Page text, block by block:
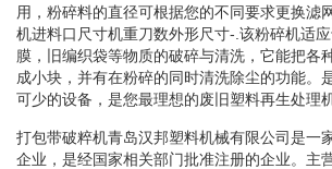
用，粉碎料的直径可根据您的不同要求更换滤
机进料口尺寸机重刀数外形尺寸-.该粉碎机适
膜，旧编织袋等物质的破碎与清洗，它能把各
成小块，并有在粉碎的同时清洗除尘的功能。
可少的设备，是您最理想的废旧塑料再生处理
打包带破粹机青岛汉邦塑料机械有限公司是一
企业，是经国家相关部门批准注册的企业。主